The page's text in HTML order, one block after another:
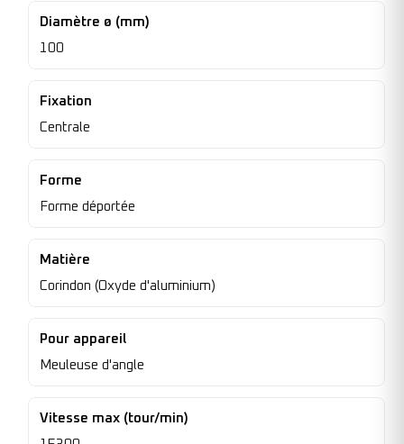
Diamètre ø (mm)
100
Fixation
Centrale
Forme
Forme déportée
Matière
Corindon (Oxyde d'aluminium)
Pour appareil
Meuleuse d'angle
Vitesse max (tour/min)